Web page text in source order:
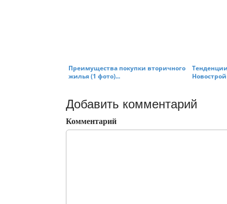
Преимущества покупки вторичного
жилья (1 фото)...
Добавить комментарий
Комментарий